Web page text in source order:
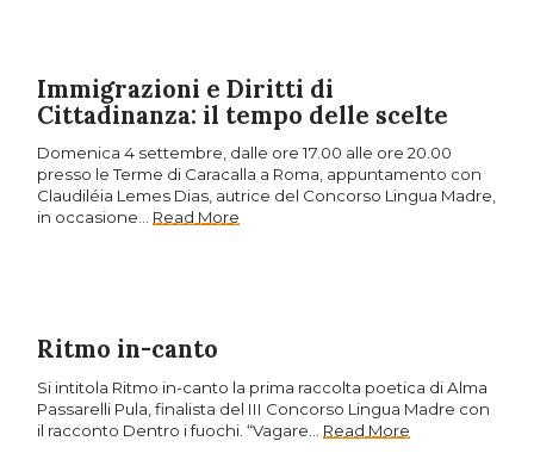
Immigrazioni e Diritti di
Cittadinanza: il tempo delle scelte
Domenica 4 settembre, dalle ore 17.00 alle ore 20.00
presso le Terme di Caracalla a Roma, appuntamento con
Claudiléia Lemes Dias, autrice del Concorso Lingua Madre,
in occasione… Read More
Ritmo in-canto
Si intitola Ritmo in-canto la prima raccolta poetica di Alma
Passarelli Pula, finalista del III Concorso Lingua Madre con
il racconto Dentro i fuochi. “Vagare… Read More